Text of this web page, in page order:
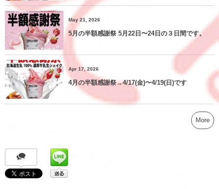
May 21, 2026
5月の半額感謝祭 5月22日〜24日の３日間です。
Apr 17, 2026
4月の半額感謝祭→4/17(金)〜4/19(日)です
More